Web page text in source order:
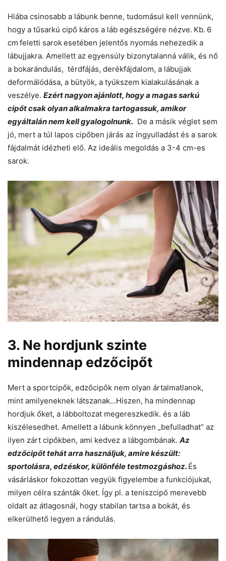
Hiába csinosabb a lábunk benne, tudomásul kell vennünk,
hogy a tűsarkú cipő káros a láb egészségére nézve. Kb. 6
cm feletti sarokesetében jelentős nyomás nehezedik a
lábujjakra. Amellett az egyensúly bizonytalanná válik, és nő
a bokarándulás, térdfájás, derékfájdalom, a lábujjak
deformálódása, a bütyök, a tyúkszem kialakulásának a
veszélye. Ezért nagyon ajánlott, hogy a magas sarkú
cipőt csak olyan alkalmakra tartogassuk, amikor
egyáltalán nem kell gyalogolnunk. De a másik véglet sem
jó, mert a túl lapos cipőben járás az íngyulladást és a sarok
fájdalmát idézheti elő. Az ideális megoldás a 3-4 cm-es
sarok.
3. Ne hordjunk szinte
mindennap edzőcipőt
Mert a sportcipők, edzőcipők nem olyan ártalmatlanok,
mint amilyeneknek látszanak…Hiszen, ha mindennap
hordjuk őket, a lábboltozat megereszkedik. és a láb
kiszélesedhet. Amellett a lábunk könnyen „befulladhat” az
ilyen zárt cipőkben, ami kedvez a lábgombának. Az
edzőcipőt tehát arra használjuk, amire készült:
sportolásra, edzéskor, különféle testmozgáshoz. És
vásárláskor fokozottan vegyük figyelembe a funkciójukat,
milyen célra szánták őket. Így pl. a teniszcipő merevebb
oldalt az átlagosnál, hogy stabilan tartsa a bokát, és
elkerülhető legyen a rándulás.